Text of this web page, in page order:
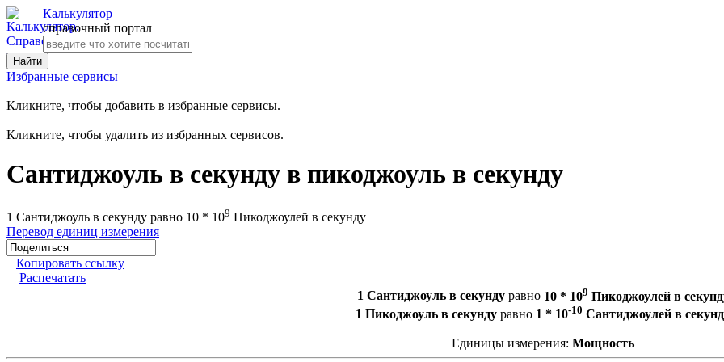
Калькулятор
справочный портал
Избранные сервисы
Кликните, чтобы добавить в избранные сервисы.
Кликните, чтобы удалить из избранных сервисов.
Сантиджоуль в секунду в пикоджоуль в секунду
1 Сантиджоуль в секунду равно 10 * 109 Пикоджоулей в секунду
Перевод единиц измерения
Копировать ссылку
Распечатать
1 Сантиджоуль в секундуравно 10 * 109 Пикоджоулей в
1 Пикоджоуль в секунду равно 1 * 10-10 Сантиджоулей в
Единицы измерения: Мощность